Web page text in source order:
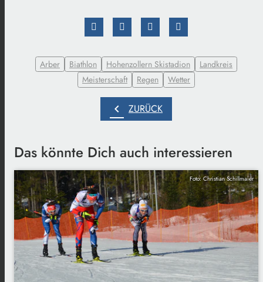
Arber Biathlon Hohenzollern Skistadion
Landkreis
Meisterschaft
Regen Wetter
chevron_left ZURÜCK
Das könnte Dich auch interessieren
Foto: Christian Schillmaier